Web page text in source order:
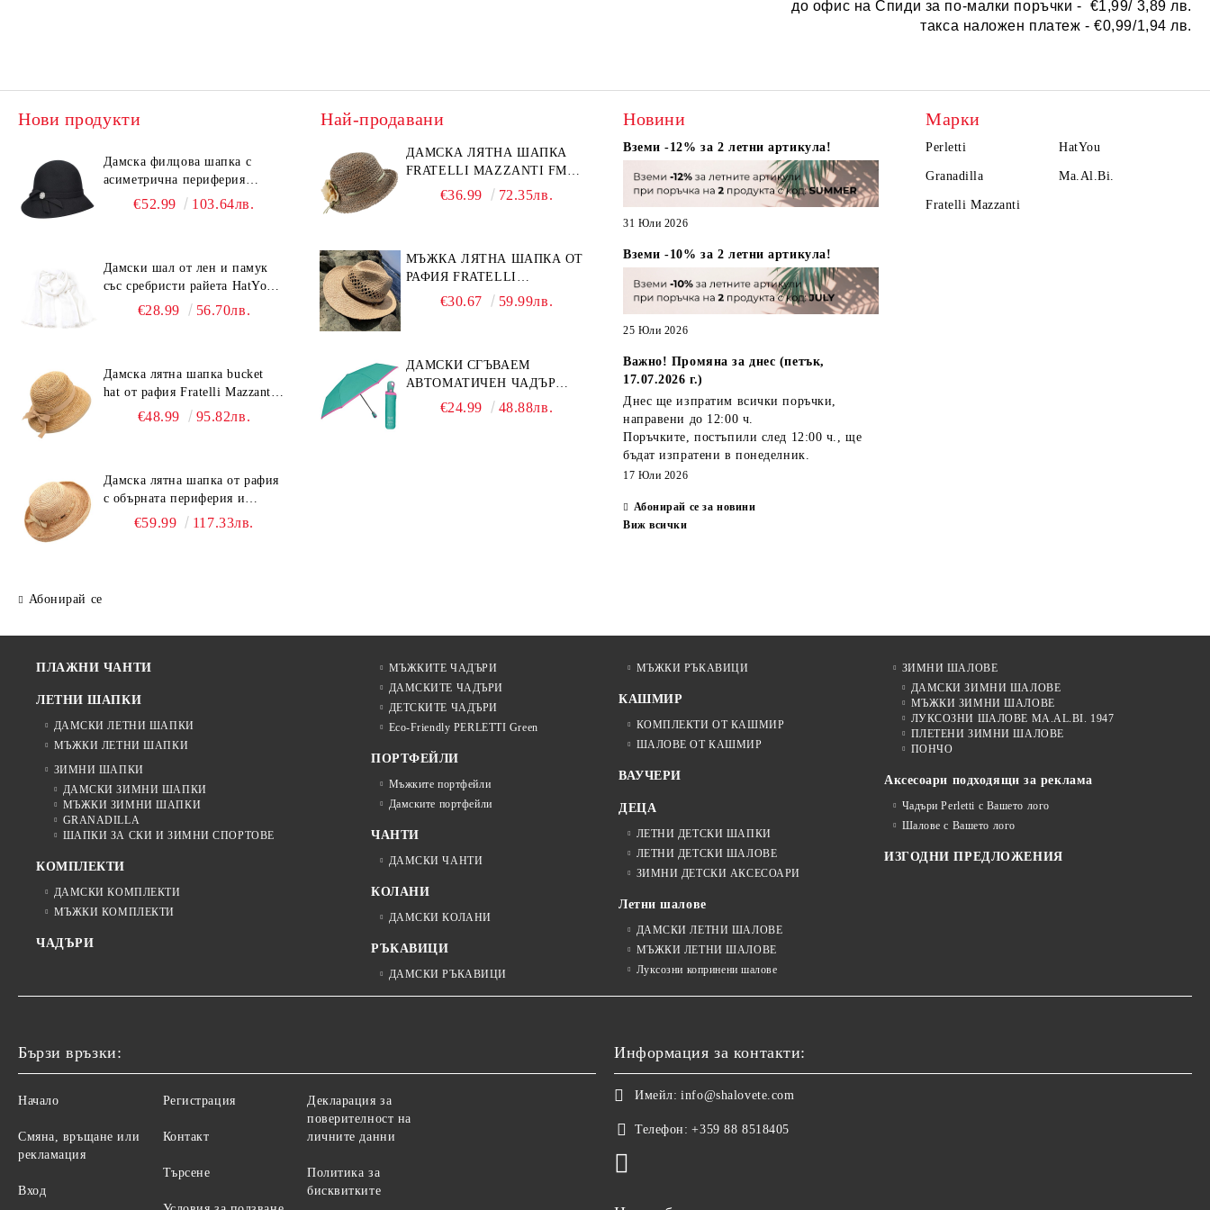
до офис на Спиди за по-малки поръчки - €1,99/ 3,89 лв.
такса наложен платеж -€0,99/1,94 лв.
Нови продукти
Дамска филцова шапка с
асиметрична периферия
HatYou CF0376 | Черен
€52.99 103.64лв.
Дамски шал от лен и памук
със сребристи райета HatYou |
90x180 см | Бял
€28.99 56.70лв.
Дамска лятна шапка bucket
hat от рафия Fratelli Mazzanti |
Светлокафяв
€48.99 95.82лв.
Дамска лятна шапка от рафия
с обърната периферия и
бежова лента Fratelli Mazzanti
€59.99 117.33лв.
Абонирай се
Най-продавани
ДАМСКА ЛЯТНА ШАПКА
FRATELLI MAZZANTI FM
6774, НАТУРАЛЕН/ЖЪЛТО
€36.99 72.35лв.
МЪЖКА ЛЯТНА ШАПКА ОТ
РАФИЯ FRATELLI
MAZZANTI FM 7932,
€30.67 59.99лв.
ДАМСКИ СГЪВАЕМ
АВТОМАТИЧЕН ЧАДЪР
OPEN-CLOSE | PERLETTI
€24.99 48.88лв.
Новини
Вземи -12% за 2 летни артикула!
31 Юли 2026
Вземи -10% за 2 летни артикула!
25 Юли 2026
Важно! Промяна за днес (петък,
17.07.2026 г.)
Днес ще изпратим всички поръчки,
направени до 12:00 ч.
Поръчките, постъпили след 12:00 ч. , ще
бъдат изпратени в понеделник.
17 Юли 2026
Абонирай се за новини
Виж всички
Марки
Perletti HatYou
Granadilla Ma.Al.Bi.
Fratelli Mazzanti
ПЛАЖНИ ЧАНТИ
ЛЕТНИ ШАПКИ
ДАМСКИ ЛЕТНИ ШАПКИ
МЪЖКИ ЛЕТНИ ШАПКИ
ЗИМНИ ШАПКИ
ДАМСКИ ЗИМНИ ШАПКИ
МЪЖКИ ЗИМНИ ШАПКИ
GRANADILLA
ШАПКИ ЗА СКИ И ЗИМНИ СПОРТОВЕ
КОМПЛЕКТИ
ДАМСКИ КОМПЛЕКТИ
МЪЖКИ КОМПЛЕКТИ
ЧАДЪРИ
МЪЖКИТЕ ЧАДЪРИ
ДАМСКИТЕ ЧАДЪРИ
ДЕТСКИТЕ ЧАДЪРИ
Eco-Friendly PERLETTI Green
ПОРТФЕЙЛИ
Мъжките портфейли
Дамските портфейли
ЧАНТИ
ДАМСКИ ЧАНТИ
КОЛАНИ
ДАМСКИ КОЛАНИ
РЪКАВИЦИ
ДАМСКИ РЪКАВИЦИ
МЪЖКИ РЪКАВИЦИ
КАШМИР
КОМПЛЕКТИ ОТ КАШМИР
ШАЛОВЕ ОТ КАШМИР
ВАУЧЕРИ
ДЕЦА
ЛЕТНИ ДЕТСКИ ШАПКИ
ЛЕТНИ ДЕТСКИ ШАЛОВЕ
ЗИМНИ ДЕТСКИ АКСЕСОАРИ
Летни шалове
ДАМСКИ ЛЕТНИ ШАЛОВЕ
МЪЖКИ ЛЕТНИ ШАЛОВЕ
Луксозни копринени шалове
ЗИМНИ ШАЛОВЕ
ДАМСКИ ЗИМНИ ШАЛОВЕ
МЪЖКИ ЗИМНИ ШАЛОВЕ
ЛУКСОЗНИ ШАЛОВЕ MA.AL.BI. 1947
ПЛЕТЕНИ ЗИМНИ ШАЛОВЕ
ПОНЧО
Аксесоари подходящи за реклама
Чадъри Perletti с Вашето лого
Шалове с Вашето лого
ИЗГОДНИ ПРЕДЛОЖЕНИЯ
Бързи връзки:
Начало
Смяна, връщане или
рекламация
Вход
Регистрация
Контакт
Търсене
Декларация за
поверителност на
личните данни
Политика за
бисквитките
Информация за контакти:
Имейл: info@shalovete.com
Телефон: +359 88 8518405